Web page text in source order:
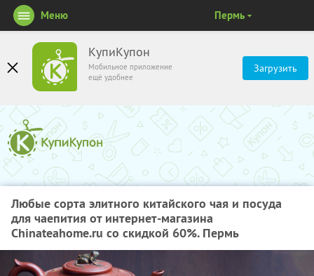
КупиКупон
Мобильное приложение
ещё удобнее
Загрузить
Меню Пермь
Любые сорта элитного китайского чая и посуда
для чаепития от интернет-магазина
Сhinateahome.ru cо скидкой 60%. Пермь